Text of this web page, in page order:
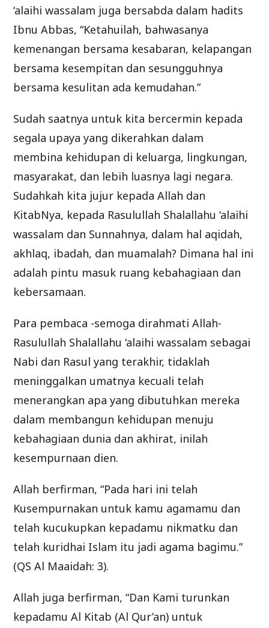
‘alaihi wassalam juga bersabda dalam hadits
Ibnu Abbas, “Ketahuilah, bahwasanya
kemenangan bersama kesabaran, kelapangan
bersama kesempitan dan sesungguhnya
bersama kesulitan ada kemudahan.”
Sudah saatnya untuk kita bercermin kepada
segala upaya yang dikerahkan dalam
membina kehidupan di keluarga, lingkungan,
masyarakat, dan lebih luasnya lagi negara.
Sudahkah kita jujur kepada Allah dan
KitabNya, kepada Rasulullah Shalallahu ‘alaihi
wassalam dan Sunnahnya, dalam hal aqidah,
akhlaq, ibadah, dan muamalah? Dimana hal ini
adalah pintu masuk ruang kebahagiaan dan
kebersamaan.
Para pembaca -semoga dirahmati Allah-
Rasulullah Shalallahu ‘alaihi wassalam sebagai
Nabi dan Rasul yang terakhir, tidaklah
meninggalkan umatnya kecuali telah
menerangkan apa yang dibutuhkan mereka
dalam membangun kehidupan menuju
kebahagiaan dunia dan akhirat, inilah
kesempurnaan dien.
Allah berfirman, “Pada hari ini telah
Kusempurnakan untuk kamu agamamu dan
telah kucukupkan kepadamu nikmatku dan
telah kuridhai Islam itu jadi agama bagimu.”
(QS Al Maaidah: 3).
Allah juga berfirman, “Dan Kami turunkan
kepadamu Al Kitab (Al Qur’an) untuk